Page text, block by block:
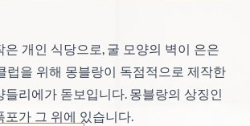
개인 식당으로, 굴 모양의 벽이 은은
럽을 위해 몽블랑이 독점적으로 제작한
들리에가 돋보입니다. 몽블랑의 상징인
포가 그 위에 있습니다.